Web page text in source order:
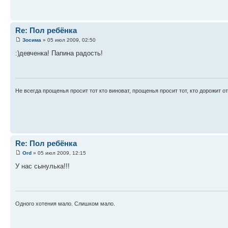
Re: Пол ребёнка
Зосима » 05 июл 2009, 02:50
:)девченка! Папина радость!
Не всегда прощенья просит тот кто виноват, прощенья просит тот, кто дорожит
Re: Пол ребёнка
Ord » 05 июл 2009, 12:15
У нас сынулька!!!
Одного хотения мало. Слишком мало.